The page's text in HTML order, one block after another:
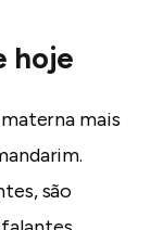
hoje
mais
são